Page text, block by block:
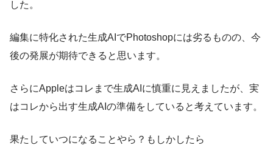
した。
編集に特化された生成AIでPhotoshopには劣るものの、今
後の発展が期待できると思います。
さらにAppleはコレまで生成AIに慎重に見えましたが、実
はコレから出す生成AIの準備をしていると考えています。
果たしていつになることやら？もしかしたら